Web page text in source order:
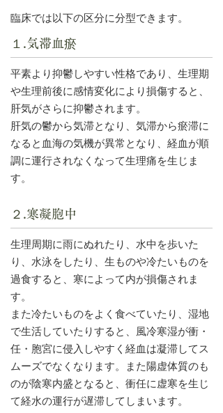
臨床では以下の区分に分型できます。
１.気滞血瘀
平素より抑鬱しやすい性格であり、生理期
や生理前後に感情変化により損傷すると、
肝気がさらに抑鬱されます。
肝気の鬱から気滞となり、気滞から瘀滞に
なると血海の気機が異常となり、経血が順
調に運行されなくなって生理痛を生じま
す。
２.寒凝胞中
生理周期に雨にぬれたり、水中を歩いた
り、水泳をしたり、生ものや冷たいものを
過食すると、寒によって内が損傷されま
す。
また冷たいものをよく食べていたり、湿地
で生活していたりすると、風冷寒湿が衝・
任・胞宮に侵入しやすく経血は凝滞してス
ムーズでなくなります。また陽虚体質のも
のが陰寒内盛となると、衝任に虚寒を生じ
て経水の運行が遅滞してしまいます。